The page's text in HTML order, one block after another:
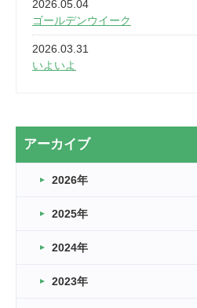
2026.05.04
ゴールデンウイーク
2026.03.31
いよいよ
2026.03.20
なぎなた
2026.03.16
車いすバスケとRくんのお話
卒業・卒園の季節★
アーカイブ
2026年
2025年
2024年
2023年